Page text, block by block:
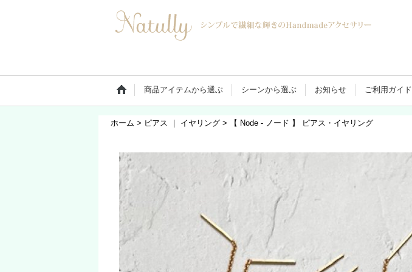
商品アイテムから選ぶ シーンから選ぶ お知らせ ご利用ガイド
ホーム > ピアス ｜ イヤリング > 【 Node - ノード 】 ピアス・イヤリング